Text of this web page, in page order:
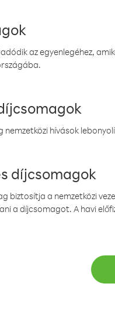
az egyenlegéhez,
nemzetközi hívások
díjcsomagok
biztosítja a nemzetközi
a díjcsomagot. A havi